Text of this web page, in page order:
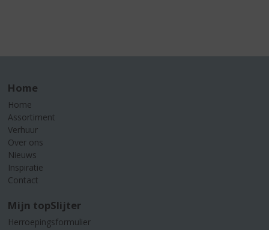
Home
Home
Assortiment
Verhuur
Over ons
Nieuws
Inspiratie
Contact
Mijn topSlijter
Herroepingsformulier